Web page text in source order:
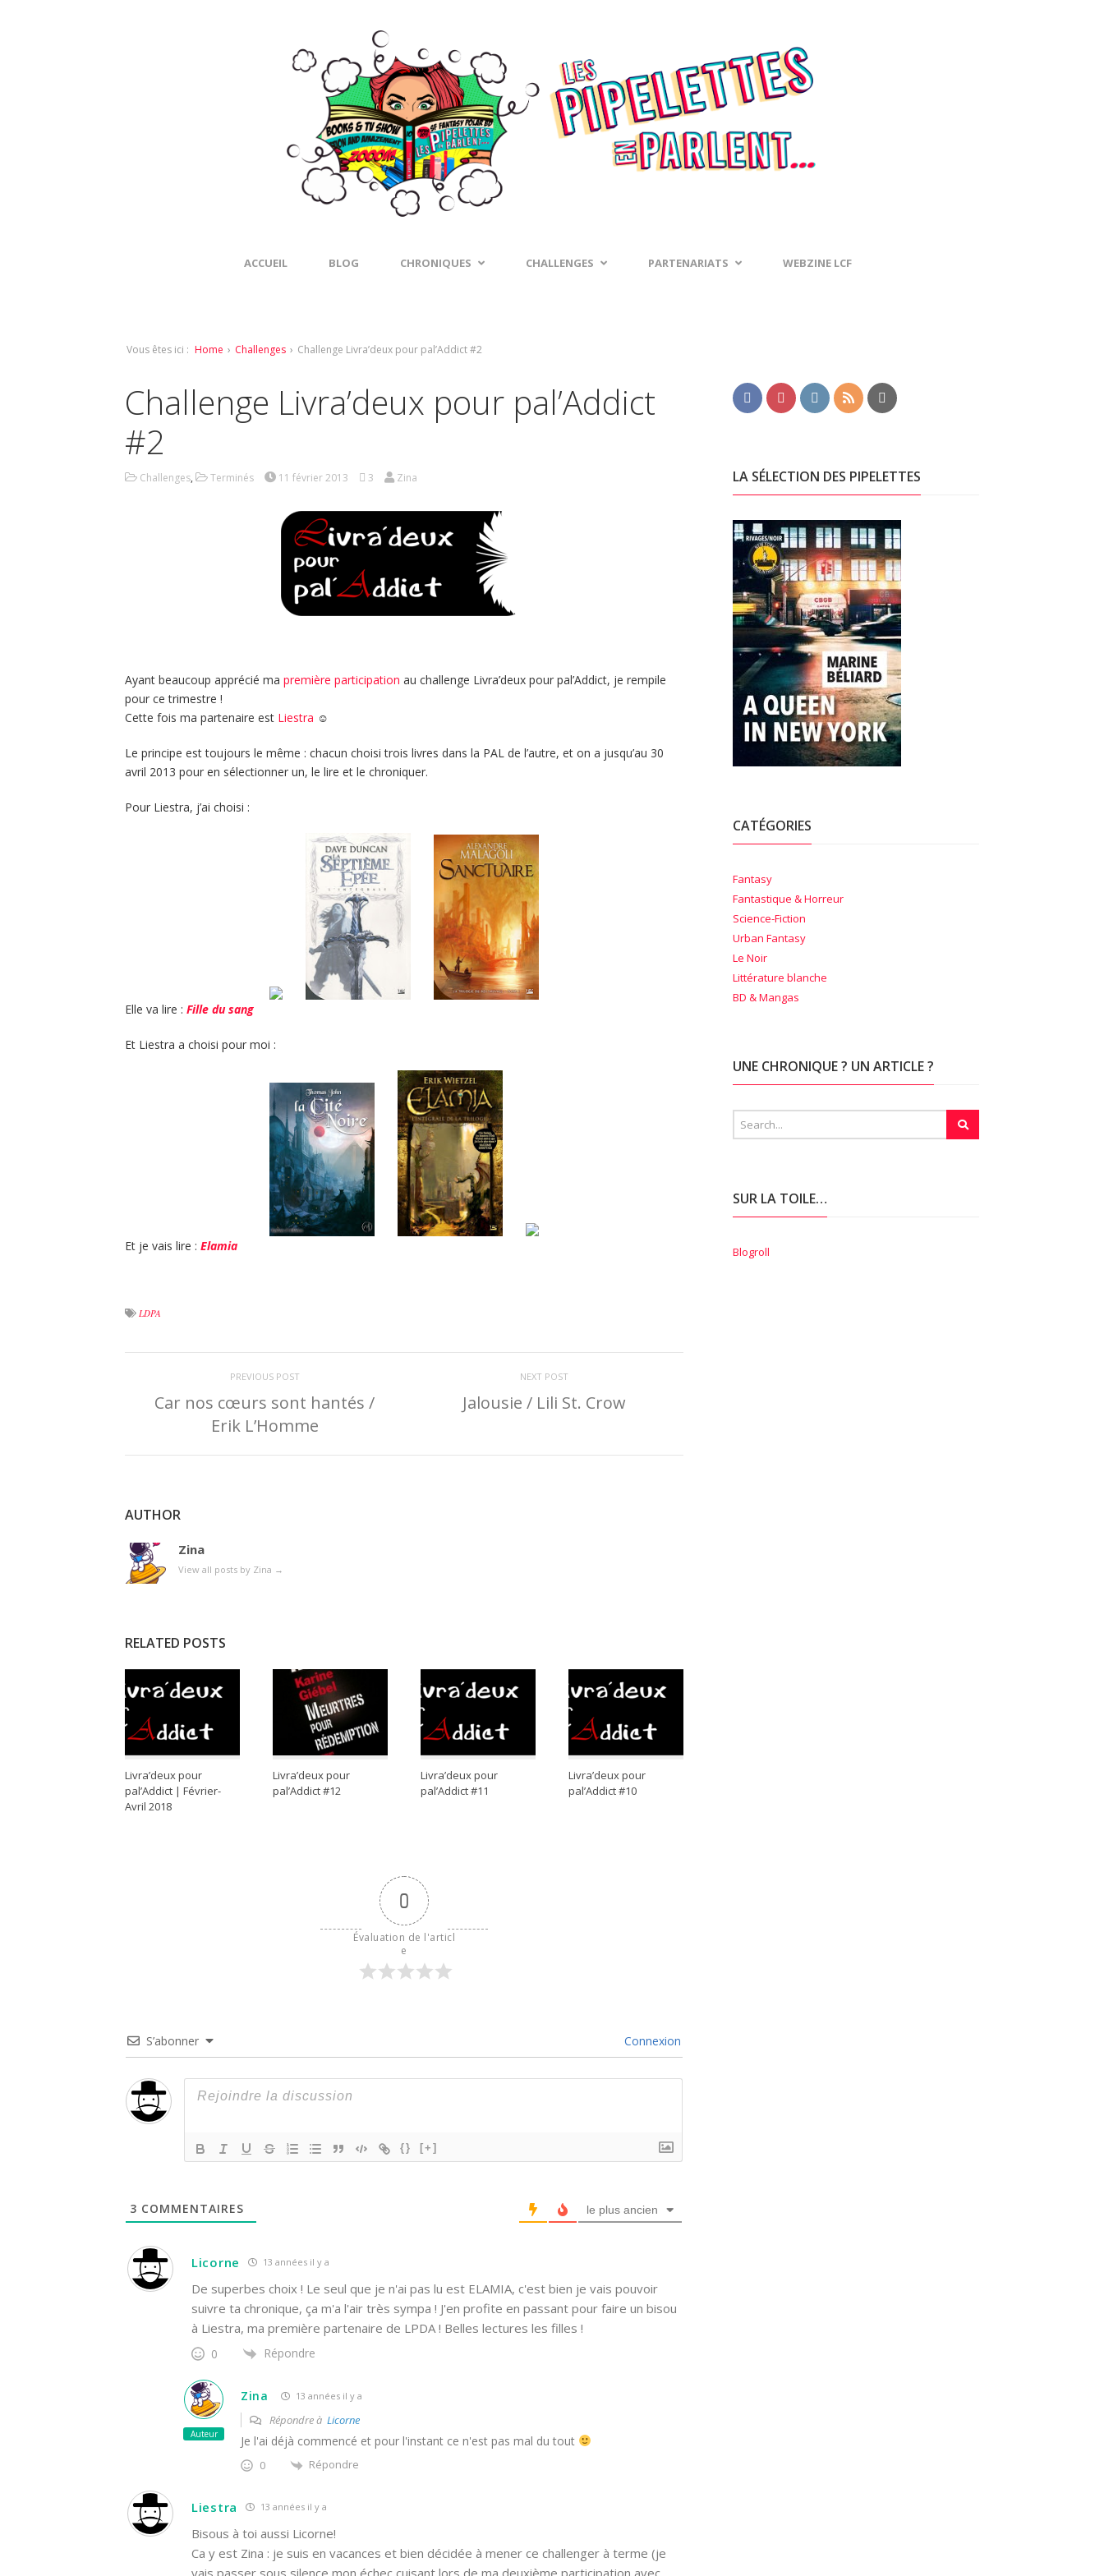
ACCUEIL BLOG CHRONIQUES CHALLENGES PARTENARIATS WEBZINE LCF
Vous êtes ici : Home › Challenges › Challenge Livra’deux pour pal’Addict #2
Challenge Livra’deux pour pal’Addict
#2
Challenges, Terminés 11 février 2013 3 Zina
Ayant beaucoup apprécié ma première participation au challenge Livra’deux pour pal’Addict, je rempile
pour ce trimestre !
Cette fois ma partenaire est Liestra ☺
Le principe est toujours le même : chacun choisi trois livres dans la PAL de l’autre, et on a jusqu’au 30
avril 2013 pour en sélectionner un, le lire et le chroniquer.
Pour Liestra, j’ai choisi :
Elle va lire : Fille du sang
Et Liestra a choisi pour moi :
Et je vais lire : Elamia
LDPA
PREVIOUS POST
Car nos cœurs sont hantés /
Erik L’Homme
NEXT POST
Jalousie / Lili St. Crow
AUTHOR
Zina
View all posts by Zina →
RELATED POSTS
Livra’deux pour
pal’Addict | Février-
Avril 2018
Livra’deux pour
pal’Addict #12
Livra’deux pour
pal’Addict #11
Livra’deux pour
pal’Addict #10
0
Évaluation de l'articl
e
S’abonner Connexion
{} [+]
3 COMMENTAIRES le plus ancien
Licorne 13 années il y a
De superbes choix ! Le seul que je n'ai pas lu est ELAMIA, c'est bien je vais pouvoir
suivre ta chronique, ça m'a l'air très sympa ! J'en profite en passant pour faire un bisou
à Liestra, ma première partenaire de LPDA ! Belles lectures les filles !
0 Répondre
Auteur
Zina 13 années il y a
Répondre à Licorne
Je l'ai déjà commencé et pour l'instant ce n'est pas mal du tout
0 Répondre
Liestra 13 années il y a
Bisous à toi aussi Licorne!
Ca y est Zina : je suis en vacances et bien décidée à mener ce challenger à terme (je
vais passer sous silence mon échec cuisant lors de ma deuxième participation avec
LA SÉLECTION DES PIPELETTES
CATÉGORIES
Fantasy
Fantastique & Horreur
Science-Fiction
Urban Fantasy
Le Noir
Littérature blanche
BD & Mangas
UNE CHRONIQUE ? UN ARTICLE ?
SUR LA TOILE…
Blogroll